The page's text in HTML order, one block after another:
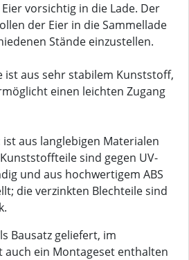
vorsichtig in die Lade. Der
der Eier in die Sammellade
Stände einzustellen.
ist aus sehr stabilem Kunststoff,
einen leichten Zugang
aus langlebigen Materialen
sind gegen UV-
und aus hochwertigem ABS
die verzinkten Blechteile sind
Bausatz geliefert, im
auch ein Montageset enthalten